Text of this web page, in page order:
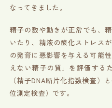
なってきました。
精子の数や動きが正常でも、
いたり、精液の酸化ストレス
の発育に悪影響を与える可能
えない精子の質」を評価する
（精子DNA断片化指数検査）
位測定検査）です。